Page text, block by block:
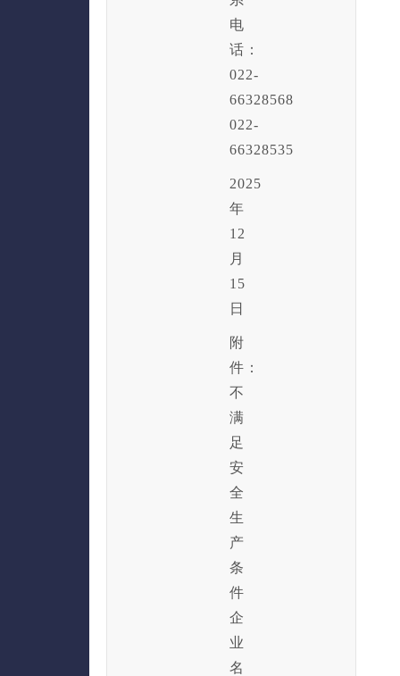
电
话：
022-
66328568
022-
66328535
2025
年
12
月
15
日
附
件：
不
满
足
安
全
生
产
条
件
企
业
名